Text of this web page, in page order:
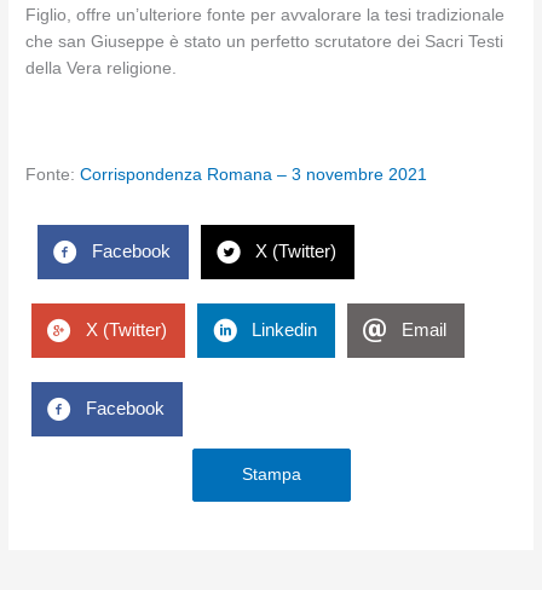
Figlio, offre un’ulteriore fonte per avvalorare la tesi tradizionale
che san Giuseppe è stato un perfetto scrutatore dei Sacri Testi
della Vera religione.
Fonte:Corrispondenza Romana – 3 novembre 2021
Facebook X (Twitter)
X (Twitter) Linkedin Email
Facebook
Stampa